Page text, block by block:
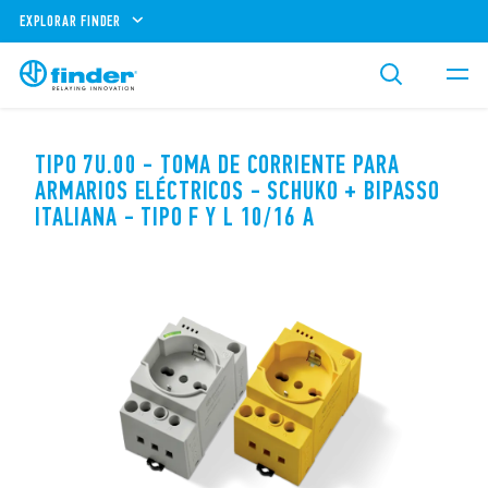
EXPLORAR FINDER
TIPO 7U.00 - TOMA DE CORRIENTE PARA
ARMARIOS ELÉCTRICOS - SCHUKO + BIPASSO
ITALIANA - TIPO F Y L 10/16 A